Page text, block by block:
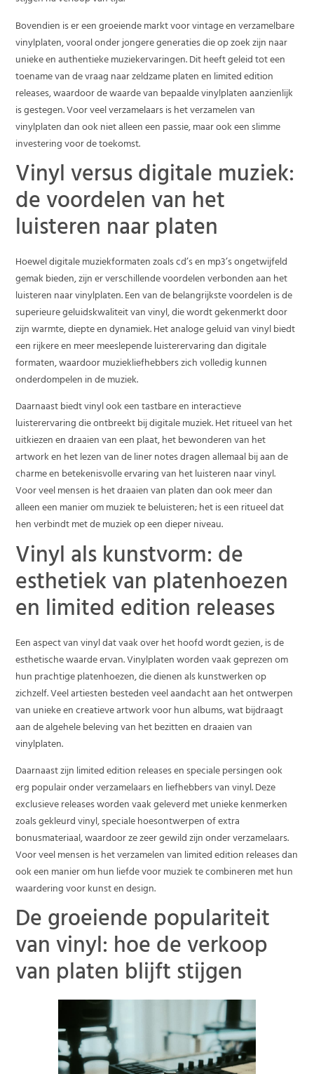
Bovendien is er een groeiende markt voor vintage en verzamelbare
vinylplaten, vooral onder jongere generaties die op zoek zijn naar
unieke en authentieke muziekervaringen. Dit heeft geleid tot een
toename van de vraag naar zeldzame platen en limited edition
releases, waardoor de waarde van bepaalde vinylplaten aanzienlijk
is gestegen. Voor veel verzamelaars is het verzamelen van
vinylplaten dan ook niet alleen een passie, maar ook een slimme
investering voor de toekomst.
Vinyl versus digitale muziek:
de voordelen van het
luisteren naar platen
Hoewel digitale muziekformaten zoals cd’s en mp3’s ongetwijfeld
gemak bieden, zijn er verschillende voordelen verbonden aan het
luisteren naar vinylplaten. Een van de belangrijkste voordelen is de
superieure geluidskwaliteit van vinyl, die wordt gekenmerkt door
zijn warmte, diepte en dynamiek. Het analoge geluid van vinyl biedt
een rijkere en meer meeslepende luisterervaring dan digitale
formaten, waardoor muziekliefhebbers zich volledig kunnen
onderdompelen in de muziek.
Daarnaast biedt vinyl ook een tastbare en interactieve
luisterervaring die ontbreekt bij digitale muziek. Het ritueel van het
uitkiezen en draaien van een plaat, het bewonderen van het
artwork en het lezen van de liner notes dragen allemaal bij aan de
charme en betekenisvolle ervaring van het luisteren naar vinyl.
Voor veel mensen is het draaien van platen dan ook meer dan
alleen een manier om muziek te beluisteren; het is een ritueel dat
hen verbindt met de muziek op een dieper niveau.
Vinyl als kunstvorm: de
esthetiek van platenhoezen
en limited edition releases
Een aspect van vinyl dat vaak over het hoofd wordt gezien, is de
esthetische waarde ervan. Vinylplaten worden vaak geprezen om
hun prachtige platenhoezen, die dienen als kunstwerken op
zichzelf. Veel artiesten besteden veel aandacht aan het ontwerpen
van unieke en creatieve artwork voor hun albums, wat bijdraagt
aan de algehele beleving van het bezitten en draaien van
vinylplaten.
Daarnaast zijn limited edition releases en speciale persingen ook
erg populair onder verzamelaars en liefhebbers van vinyl. Deze
exclusieve releases worden vaak geleverd met unieke kenmerken
zoals gekleurd vinyl, speciale hoesontwerpen of extra
bonusmateriaal, waardoor ze zeer gewild zijn onder verzamelaars.
Voor veel mensen is het verzamelen van limited edition releases dan
ook een manier om hun liefde voor muziek te combineren met hun
waardering voor kunst en design.
De groeiende populariteit
van vinyl: hoe de verkoop
van platen blijft stijgen